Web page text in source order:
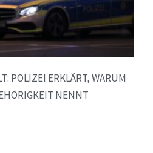
POLIZEI ERKLÄRT, WARUM
NENNT